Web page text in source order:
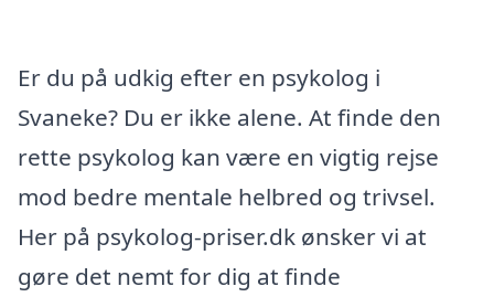
Er du på udkig efter en psykolog i
Svaneke? Du er ikke alene. At finde den
rette psykolog kan være en vigtig rejse
mod bedre mentale helbred og trivsel.
Her på psykolog-priser.dk ønsker vi at
gøre det nemt for dig at finde